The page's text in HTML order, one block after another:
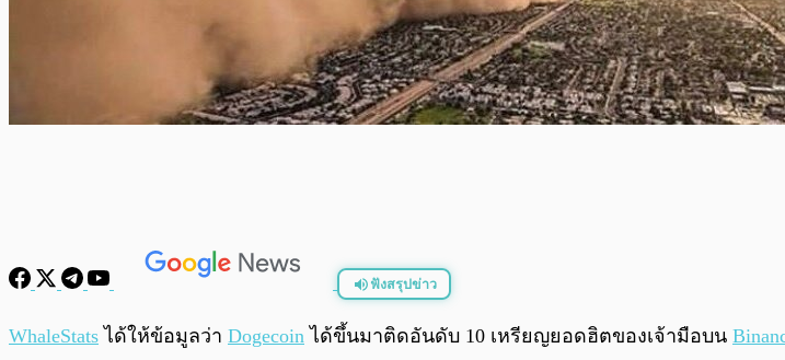
ฟังสรุปข่าว
พร้อมเล่น
WhaleStats ได้ให้ข้อมูลว่า Dogecoin ได้ขึ้นมาติดอันดับ 10 เหรียญยอดฮิตของเจ้ามือบน